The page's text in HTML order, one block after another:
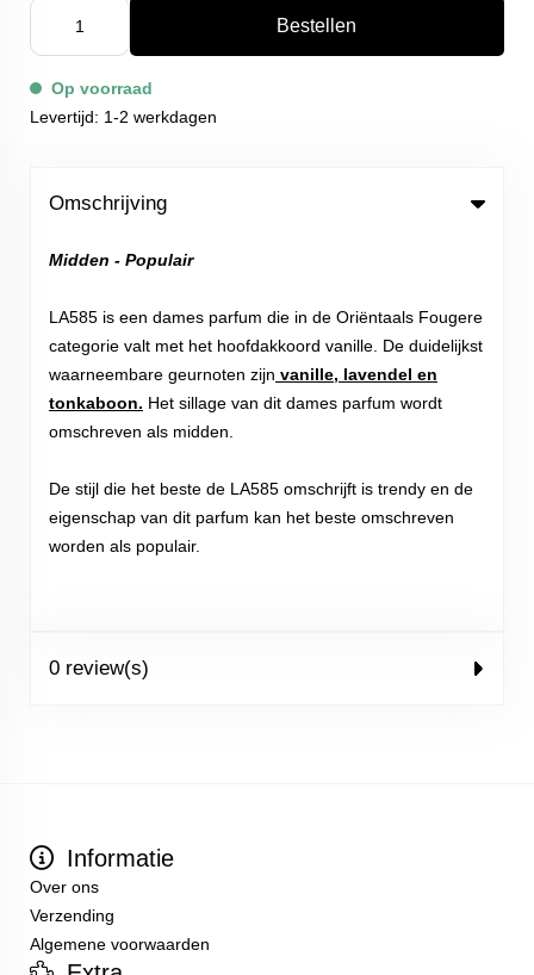
Bestellen
Op voorraad
Levertijd: 1-2 werkdagen
Omschrijving
Midden - Populair
LA585 is een dames parfum die in de Oriëntaals Fougere
categorie valt met het hoofdakkoord vanille. De duidelijkst
waarneembare geurnoten zijn vanille, lavendel en
tonkaboon. Het sillage van dit dames parfum wordt
omschreven als midden.
De stijl die het beste de LA585 omschrijft is trendy en de
eigenschap van dit parfum kan het beste omschreven
worden als populair.
0 review(s)
Informatie
Over ons
Verzending
Algemene voorwaarden